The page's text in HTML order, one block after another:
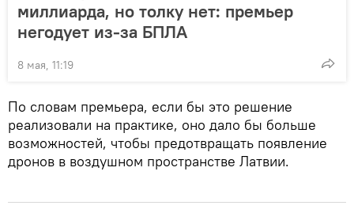
миллиарда, но толку нет: премьер
негодует из-за БПЛА
8 мая, 11:19
По словам премьера, если бы это решение
реализовали на практике, оно дало бы больше
возможностей, чтобы предотвращать появление
дронов в воздушном пространстве Латвии.